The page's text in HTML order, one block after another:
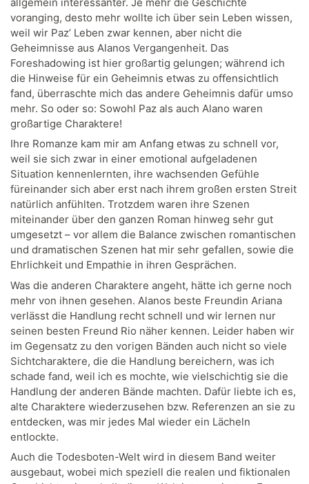
voranging, desto mehr wollte ich über sein Leben wissen,
weil wir Paz’ Leben zwar kennen, aber nicht die
Geheimnisse aus Alanos Vergangenheit. Das
Foreshadowing ist hier großartig gelungen; während ich
die Hinweise für ein Geheimnis etwas zu offensichtlich
fand, überraschte mich das andere Geheimnis dafür umso
mehr. So oder so: Sowohl Paz als auch Alano waren
großartige Charaktere!
Ihre Romanze kam mir am Anfang etwas zu schnell vor,
weil sie sich zwar in einer emotional aufgeladenen
Situation kennenlernten, ihre wachsenden Gefühle
füreinander sich aber erst nach ihrem großen ersten Streit
natürlich anfühlten. Trotzdem waren ihre Szenen
miteinander über den ganzen Roman hinweg sehr gut
umgesetzt – vor allem die Balance zwischen romantischen
und dramatischen Szenen hat mir sehr gefallen, sowie die
Ehrlichkeit und Empathie in ihren Gesprächen.
Was die anderen Charaktere angeht, hätte ich gerne noch
mehr von ihnen gesehen. Alanos beste Freundin Ariana
verlässt die Handlung recht schnell und wir lernen nur
seinen besten Freund Rio näher kennen. Leider haben wir
im Gegensatz zu den vorigen Bänden auch nicht so viele
Sichtcharaktere, die die Handlung bereichern, was ich
schade fand, weil ich es mochte, wie vielschichtig sie die
Handlung der anderen Bände machten. Dafür liebte ich es,
alte Charaktere wiederzusehen bzw. Referenzen an sie zu
entdecken, was mir jedes Mal wieder ein Lächeln
entlockte.
Auch die Todesboten-Welt wird in diesem Band weiter
ausgebaut, wobei mich speziell die realen und fiktionalen